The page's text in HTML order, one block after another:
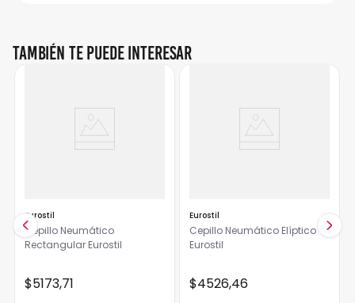
También te puede interesar
Eurostil
Cepillo Neumático
Rectangular Eurostil
$5173,71
Eurostil
Cepillo Neumático Elíptico
Eurostil
$4526,46